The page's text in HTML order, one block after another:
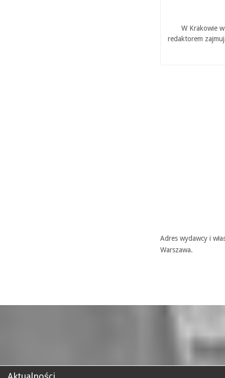
W Krakowie
redaktorem
Adres wydawcy i
Warszawa.